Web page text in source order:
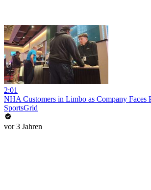
2:01
NHA Customers in Limbo as Company Faces
SportsGrid
vor 3 Jahren